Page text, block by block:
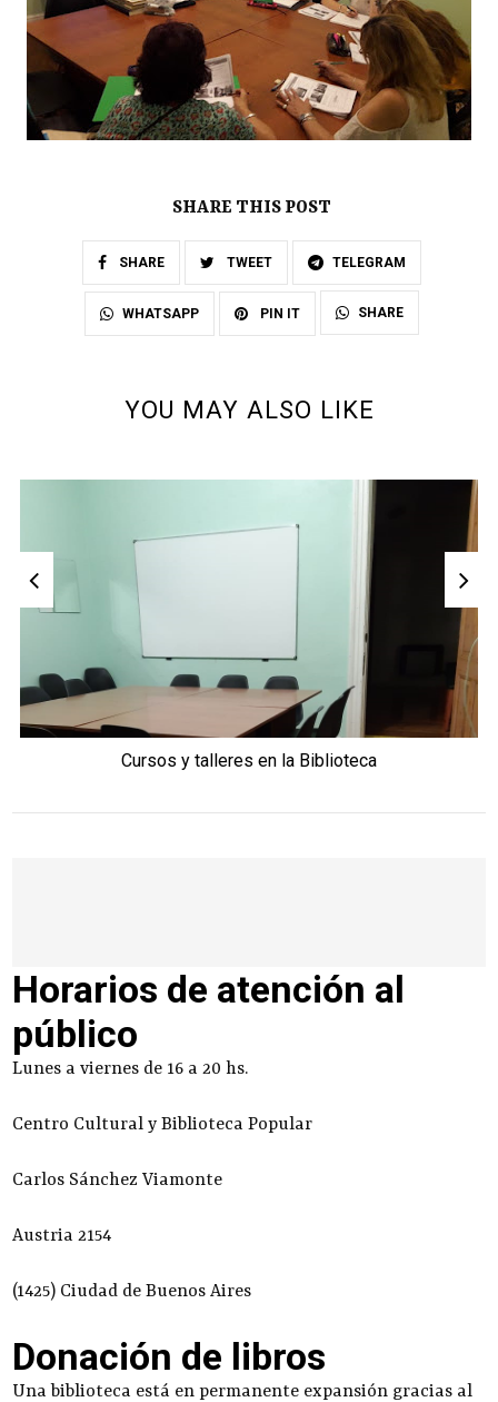
SHARE THIS POST
SHARE TWEET TELEGRAM
WHATSAPP PIN IT SHARE
YOU MAY ALSO LIKE
Cursos y talleres en la Biblioteca
Horarios de atención al
público
Lunes a viernes de 16 a 20 hs.
Centro Cultural y Biblioteca Popular
Carlos Sánchez Viamonte
Austria 2154
(1425) Ciudad de Buenos Aires
Donación de libros
Una biblioteca está en permanente expansión gracias al